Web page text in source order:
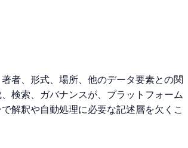
者、形式、場所、他のデータ要素との関
検索、ガバナンスが、プラットフォーム
解釈や自動処理に必要な記述層を欠くこ